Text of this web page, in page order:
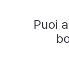
Puoi